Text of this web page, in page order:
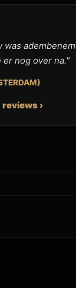
was
er nog over na."
reviews ›